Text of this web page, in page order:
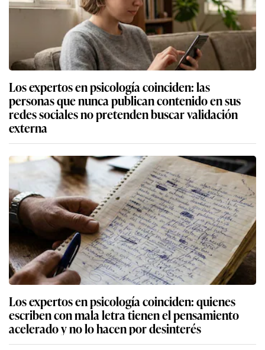
Los expertos en psicología coinciden: las
personas que nunca publican contenido en sus
redes sociales no pretenden buscar validación
externa
Los expertos en psicología coinciden: quienes
escriben con mala letra tienen el pensamiento
acelerado y no lo hacen por desinterés